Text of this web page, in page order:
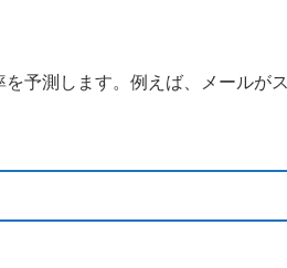
予測します。例えば、メールが